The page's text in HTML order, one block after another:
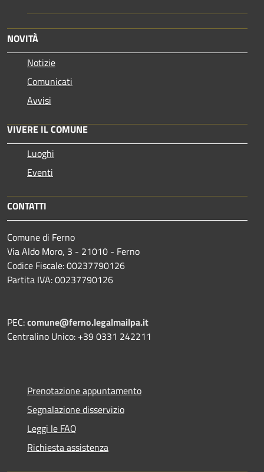
NOVITÀ
Notizie
Comunicati
Avvisi
VIVERE IL COMUNE
Luoghi
Eventi
CONTATTI
Comune di Ferno
Via Aldo Moro, 3 - 21010 - Ferno
Codice Fiscale: 00237790126
Partita IVA: 00237790126
PEC:comune@ferno.legalmailpa.it
Centralino Unico: +39 0331 242211
Prenotazione appuntamento
Segnalazione disservizio
Leggi le FAQ
Richiesta assistenza